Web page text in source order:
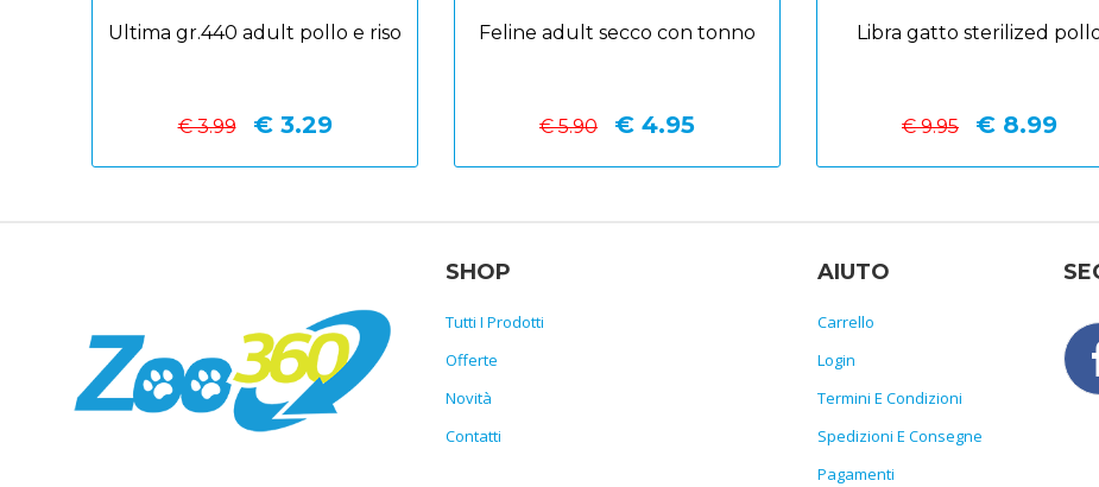
Ultima gr.440 adult pollo e riso
€ 3.99 € 3.29
Feline adult secco con tonno
€ 5.90 € 4.95
Libra gatto sterilized
€ 9.95 € 8.99
SHOP
Tutti I Prodotti
Offerte
Novità
Contatti
AIUTO
Carrello
Login
Termini E Condizioni
Spedizioni E Consegne
Pagamenti